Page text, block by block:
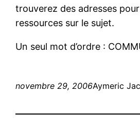
trouverez des adresses
ressources sur le sujet.
Un seul mot d’ordre :
novembre 29, 2006Aymeric